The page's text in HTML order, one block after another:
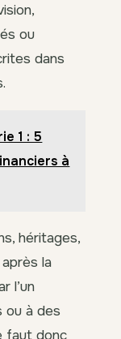
ou
dans
1 : 5
à
héritages,
la
l’un
ou à des
faut donc